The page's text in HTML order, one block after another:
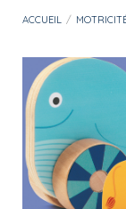
ACCUEIL /